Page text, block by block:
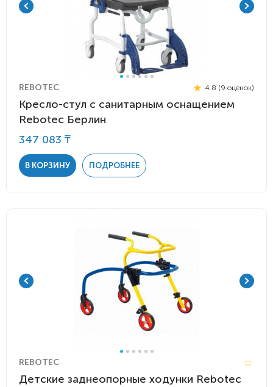
REBOTEC 4.8 (9 оценок)
Кресло-стул с санитарным оснащением
Rebotec Берлин
347 083 ₸
В КОРЗИНУ ПОДРОБНЕЕ
REBOTEC
Детские заднеопорные ходунки Rebotec